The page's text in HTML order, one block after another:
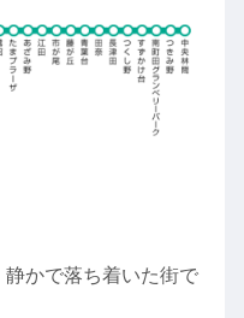
かで落ち着いた街で